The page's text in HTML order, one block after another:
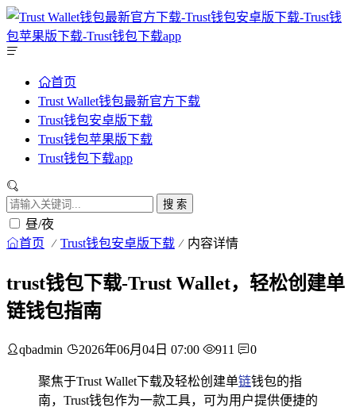
首页
Trust Wallet钱包最新官方下载
Trust钱包安卓版下载
Trust钱包苹果版下载
Trust钱包下载app
搜 索
昼/夜
首页 Trust钱包安卓版下载 内容详情
trust钱包下载-Trust Wallet，轻松创建单
链钱包指南
qbadmin 2026年06月04日 07:00 911 0
聚焦于Trust Wallet下载及轻松创建单链钱包的指
南，Trust钱包作为一款工具，可为用户提供便捷的